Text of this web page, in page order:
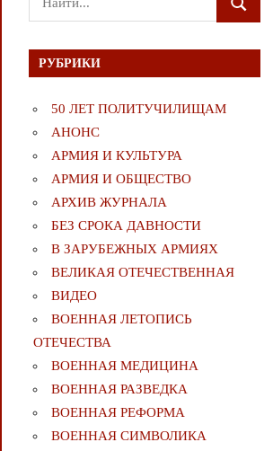
для:
ПОИСК
РУБРИКИ
50 ЛЕТ ПОЛИТУЧИЛИЩАМ
АНОНС
АРМИЯ И КУЛЬТУРА
АРМИЯ И ОБЩЕСТВО
АРХИВ ЖУРНАЛА
БЕЗ СРОКА ДАВНОСТИ
В ЗАРУБЕЖНЫХ АРМИЯХ
ВЕЛИКАЯ ОТЕЧЕСТВЕННАЯ
ВИДЕО
ВОЕННАЯ ЛЕТОПИСЬ
ОТЕЧЕСТВА
ВОЕННАЯ МЕДИЦИНА
ВОЕННАЯ РАЗВЕДКА
ВОЕННАЯ РЕФОРМА
ВОЕННАЯ СИМВОЛИКА